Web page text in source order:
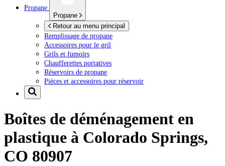
Propane
Propane
Retour au menu principal
Remplissage de propane
Accessoires pour le gril
Grils et fumoirs
Chaufferettes portatives
Réservoirs de propane
Pièces et accessoires pour réservoir
Boîtes de déménagement en
plastique à Colorado Springs,
CO 80907